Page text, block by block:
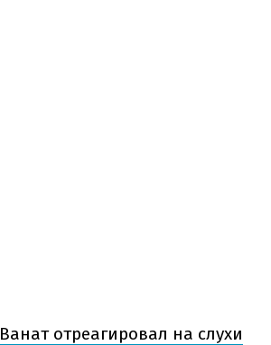
Ванат отреагировал на слухи